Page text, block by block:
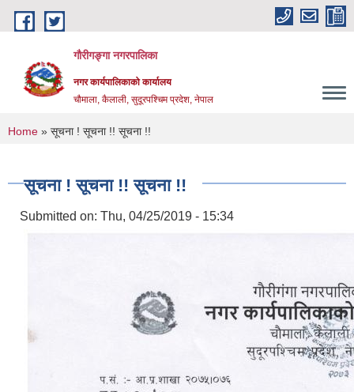
Skip to main content
गौरीगङ्गा नगरपालिका
नगर कार्यपालिकाको कार्यालय
चौमाला, कैलाली, सुदूरपश्चिम प्रदेश, नेपाल
You are here
Home » सूचना ! सूचना !! सूचना !!
सूचना ! सूचना !! सूचना !!
Submitted on: Thu, 04/25/2019 - 15:34